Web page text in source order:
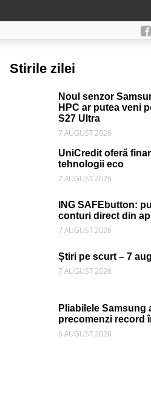
Stirile zilei
Noul senzor
HPC ar putea veni
S27 Ultra
7 AUGUST 2026
UniCredit oferă
tehnologii eco
7 AUGUST 2026
ING SAFEbutton:
conturi direct din
7 AUGUST 2026
Știri pe scurt – 7
7 AUGUST 2026
Pliabilele Samsung
precomenzi record
6 AUGUST 2026